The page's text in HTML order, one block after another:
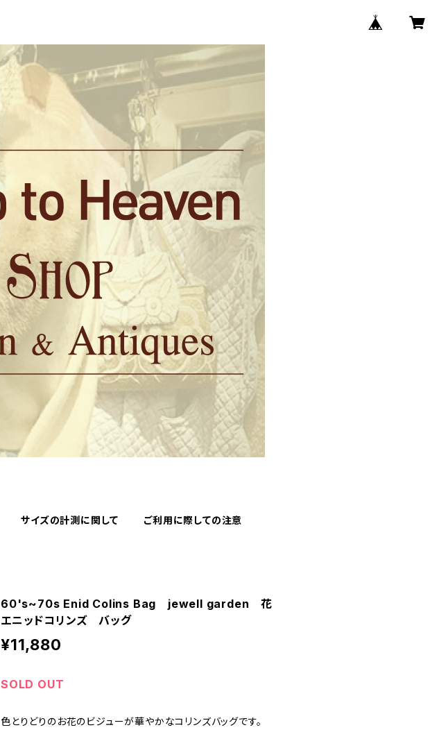
サイズの計測に関して ご利用に際しての注意
60's~70s Enid Colins Bag jewell garden 花
エニッドコリンズ バッグ
¥11,880
SOLD OUT
色とりどりのお花のビジューが華やかなコリンズバッグです。